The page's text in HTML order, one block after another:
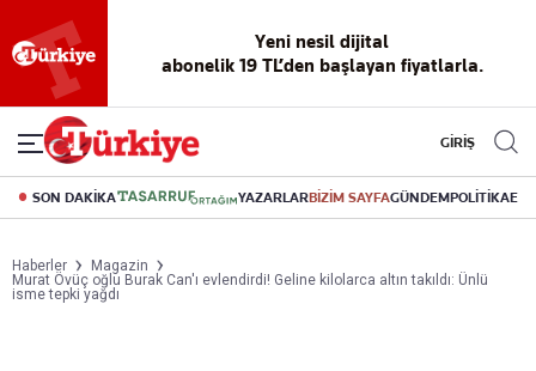
Yeni nesil dijital
abonelik 19 TL’den başlayan fiyatlarla.
GİRİŞ
SON DAKİKA YAZARLARBİZİM SAYFAGÜNDEMPOLİTİKA
Haberler
Magazin
Murat Övüç oğlu Burak Can'ı evlendirdi! Geline kilolarca altın takıldı: Ünlü
isme tepki yağdı